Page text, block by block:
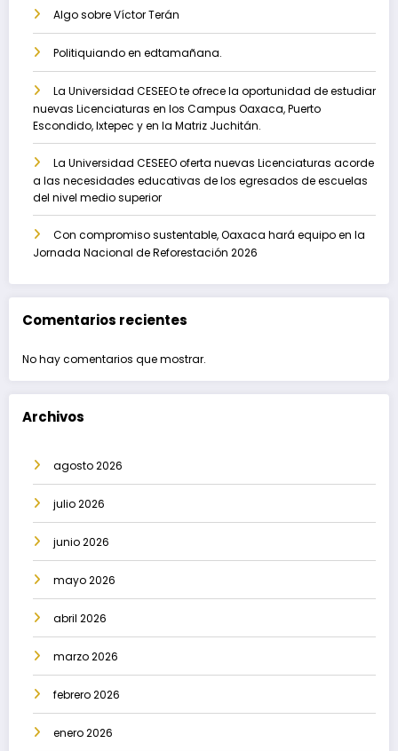
Algo sobre Víctor Terán
Politiquiando en edtamañana.
La Universidad CESEEO te ofrece la oportunidad de estudiar
nuevas Licenciaturas en los Campus Oaxaca, Puerto
Escondido, Ixtepec y en la Matriz Juchitán.
La Universidad CESEEO oferta nuevas Licenciaturas acorde
a las necesidades educativas de los egresados de escuelas
del nivel medio superior
Con compromiso sustentable, Oaxaca hará equipo en la
Jornada Nacional de Reforestación 2026
Comentarios recientes
No hay comentarios que mostrar.
Archivos
agosto 2026
julio 2026
junio 2026
mayo 2026
abril 2026
marzo 2026
febrero 2026
enero 2026